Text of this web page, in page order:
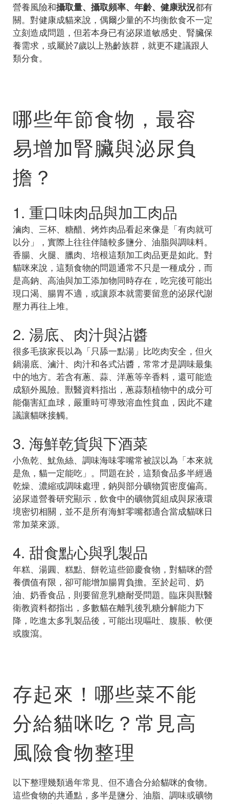
營養風險和攝取量、攝取頻率、年齡、健康狀況都有
關。對健康成貓來說，偶爾少量的不均衡飲食不一定
立刻造成問題，但若本身已有泌尿道敏感史、腎臟保
養需求，或屬於7歲以上熟齡族群，就更不建議跟人
類分食。
哪些年節食物，最容
易增加腎臟與泌尿負
擔？
1. 重口味肉品與加工肉品
滷肉、三杯、糖醋、烤炸肉品看起來像是「有肉就可
以分」，實際上往往伴隨較多鹽分、油脂與調味料。
香腸、火腿、臘肉、培根這類加工肉品更是如此。對
貓咪來說，這類食物的問題通常不只是一種成分，而
是高鈉、高油與加工添加物同時存在，吃完後可能出
現口渴、腸胃不適，或讓原本就需要留意的泌尿代謝
壓力再往上堆。
2. 湯底、肉汁與沾醬
很多毛孩家長以為「只舔一點湯」比吃肉安全，但火
鍋湯底、滷汁、肉汁和各式沾醬，常常才是調味最集
中的地方。若含有蔥、蒜、洋蔥等辛香料，還可能造
成額外風險。獸醫資料指出，蔥蒜類植物中的成分可
能傷害紅血球，嚴重時可導致溶血性貧血，因此不建
議讓貓咪接觸。
3. 海鮮乾貨與下酒菜
小魚乾、魷魚絲、調味海味零嘴常被誤以為「本來就
是魚，貓一定能吃」。問題在於，這類食品多半經過
乾燥、濃縮或調味處理，鈉與部分礦物質密度偏高。
泌尿道營養研究顯示，飲食中的礦物質組成與尿液環
境密切相關，並不是所有海鮮零嘴都適合當成貓咪日
常加菜來源。
4. 甜食點心與乳製品
年糕、湯圓、糕點、餅乾這些節慶食物，對貓咪的營
養價值有限，卻可能增加腸胃負擔。至於起司、奶
油、奶香食品，則要留意乳糖耐受問題。臨床與獸醫
衛教資料都指出，多數貓在離乳後乳糖分解能力下
降，吃進太多乳製品後，可能出現嘔吐、腹脹、軟便
或腹瀉。
存起來！哪些菜不能
分給貓咪吃？常見高
風險食物整理
以下整理幾類過年常見、但不適合分給貓咪的食物。
這些食物的共通點，多半是鹽分、油脂、調味或礦物